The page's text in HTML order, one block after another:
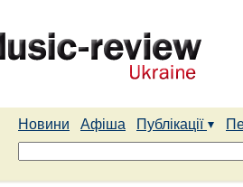
Новини Афіша Публікації